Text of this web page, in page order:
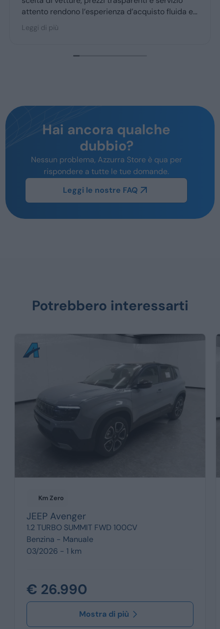
Hai ancora qualche
dubbio?
Nessun problema, Azzurra Store è qua per
rispondere a tutte le tue domande.
Leggi le nostre FAQ
Potrebbero interessarti
Km Zero
JEEP Avenger
1.2 TURBO SUMMIT FWD 100CV
Benzina - Manuale
03/2026 - 1 km
€ 26.990
Mostra di più